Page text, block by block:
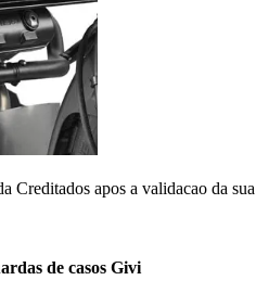
Creditados apos a validacao da
de casos Givi